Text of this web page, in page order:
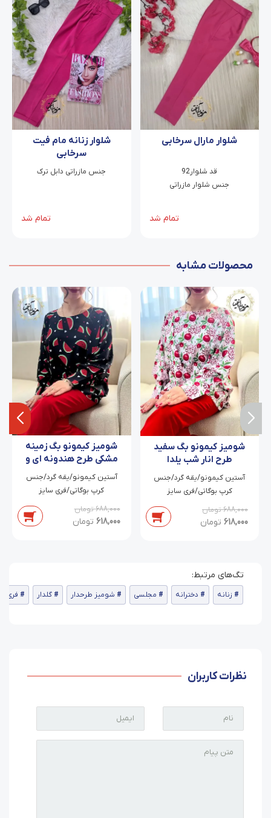
شلوار مارال سرخابی
قد شلوار92
جنس شلوار مازراتی
تمام شد
شلوار زنانه مام فیت
سرخابی
جنس مازراتی دابل ترک
تمام شد
محصولات مشابه
شومیز کیمونو بگ سفید
طرح انار شب یلدا
آستین کیمونو/یقه گرد/جنس
کرپ بوگاتی/فری سایز
688,000تومان
618,000 تومان
شومیز کیمونو بگ زمینه
مشکی طرح هندونه ای و
قلب ریز آسوده
آستین کیمونو/یقه گرد/جنس
کرپ بوگاتی/فری سایز
688,000تومان
618,000 تومان
زنانه دخترانه مجلسی شومیز طرحدار گلدار فری
نظرات کاربران